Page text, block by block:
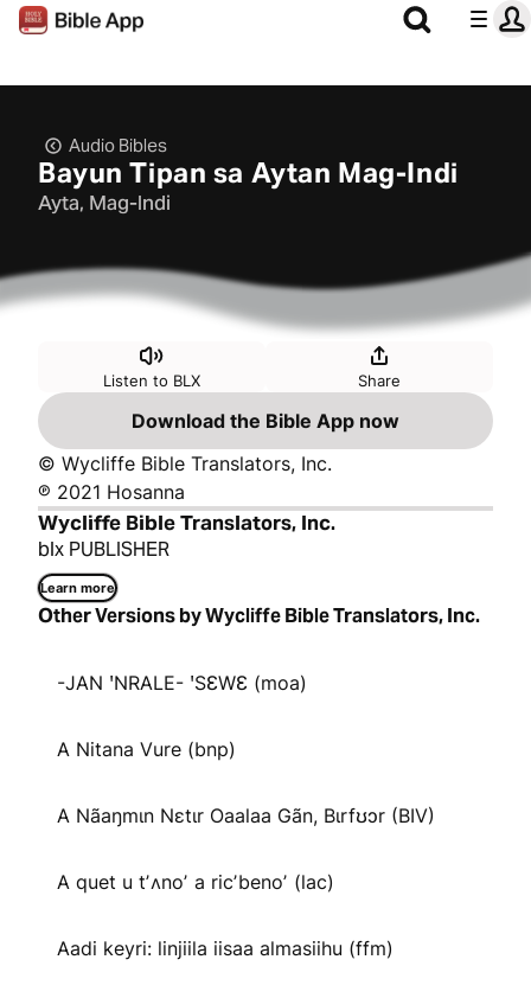
Audio Bibles
Bayun Tipan sa Aytan Mag-Indi
Ayta, Mag-Indi
Listen to BLX Share
Download the Bible App now
© Wycliffe Bible Translators, Inc.
℗ 2021 Hosanna
Wycliffe Bible Translators, Inc.
blx PUBLISHER
Learn more
Other Versions by Wycliffe Bible Translators, Inc.
-JAN ꞌNRALE- ꞌSƐWƐ (moa)
A Nitana Vure (bnp)
A Nãaŋmɩn Nɛtɩr Oaalaa Gãn, Bɩrfʊɔr (BIV)
A quet u tʼʌnoʼ a ricʼbenoʼ (lac)
Aadi keyri: linjiila iisaa almasiihu (ffm)